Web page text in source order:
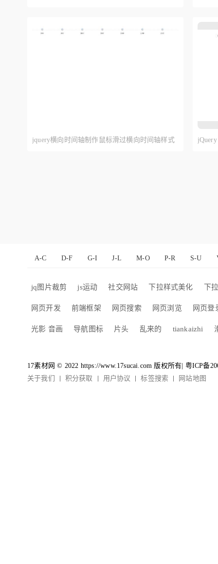
jquery横向时间轴制作鼠标滑过横向时间轴样式
A-C D-F G-I J-L M-O P-R S-U
jq图片裁剪 js运动 社交网站 下拉样式美化 下
网页开发 前端框架 网页搜索 网页浏览 网页登
光影 音画 导航图标 片头 乱来的 tiankaizhi
17素材网 © 2022 https://www.17sucai.com 版权所有| 粤ICP备
关于我们
积分获取 用户协议 标签搜索 网站地图